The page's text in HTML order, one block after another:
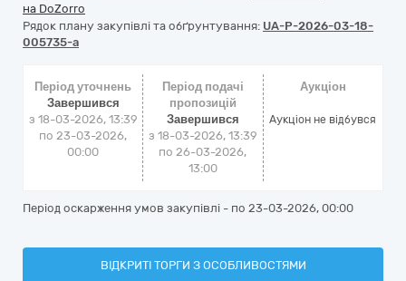
на DoZorro
Рядок плану закупівлі та обґрунтування: UA-P-2026-03-18-
005735-a
Період уточнень
Завершився
з 18-03-2026, 13:39
по 23-03-2026,
00:00
Період подачі
пропозицій
Завершився
з 18-03-2026, 13:39
по 26-03-2026,
13:00
Аукціон
Аукціон не відбувся
Період оскарження умов закупівлі - по 23-03-2026, 00:00
ВІДКРИТІ ТОРГИ З ОСОБЛИВОСТЯМИ